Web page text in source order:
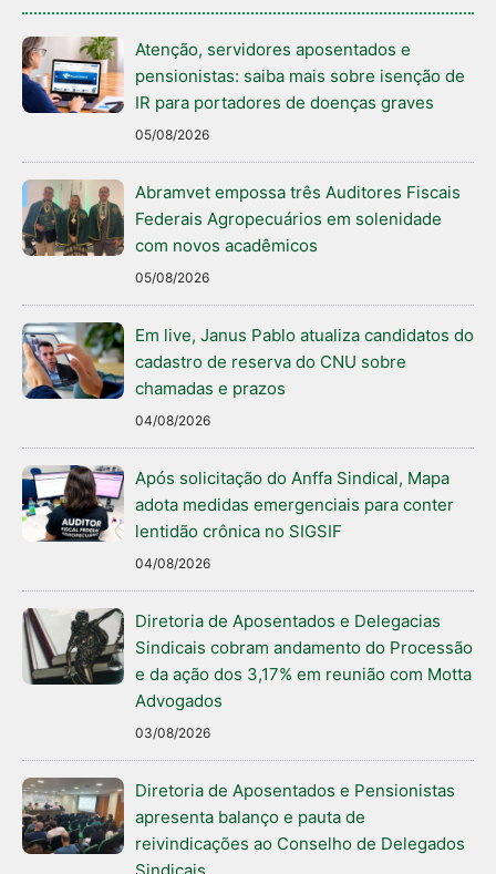
Atenção, servidores aposentados e
pensionistas: saiba mais sobre isenção de
IR para portadores de doenças graves
05/08/2026
Abramvet empossa três Auditores Fiscais
Federais Agropecuários em solenidade
com novos acadêmicos
05/08/2026
Em live, Janus Pablo atualiza candidatos do
cadastro de reserva do CNU sobre
chamadas e prazos
04/08/2026
Após solicitação do Anffa Sindical, Mapa
adota medidas emergenciais para conter
lentidão crônica no SIGSIF
04/08/2026
Diretoria de Aposentados e Delegacias
Sindicais cobram andamento do Processão
e da ação dos 3,17% em reunião com Motta
Advogados
03/08/2026
Diretoria de Aposentados e Pensionistas
apresenta balanço e pauta de
reivindicações ao Conselho de Delegados